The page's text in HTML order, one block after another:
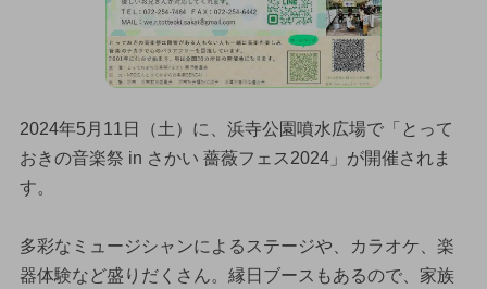
2024年5月11日（土）に、浜寺公園噴水広場で「とって
おきの音楽祭 in さかい 薔薇フェス2024」が開催されま
す。
多彩なミュージシャンによるステージや、カラオケ、楽
器体験など盛りだくさん。縁日ブースもあるので、家族